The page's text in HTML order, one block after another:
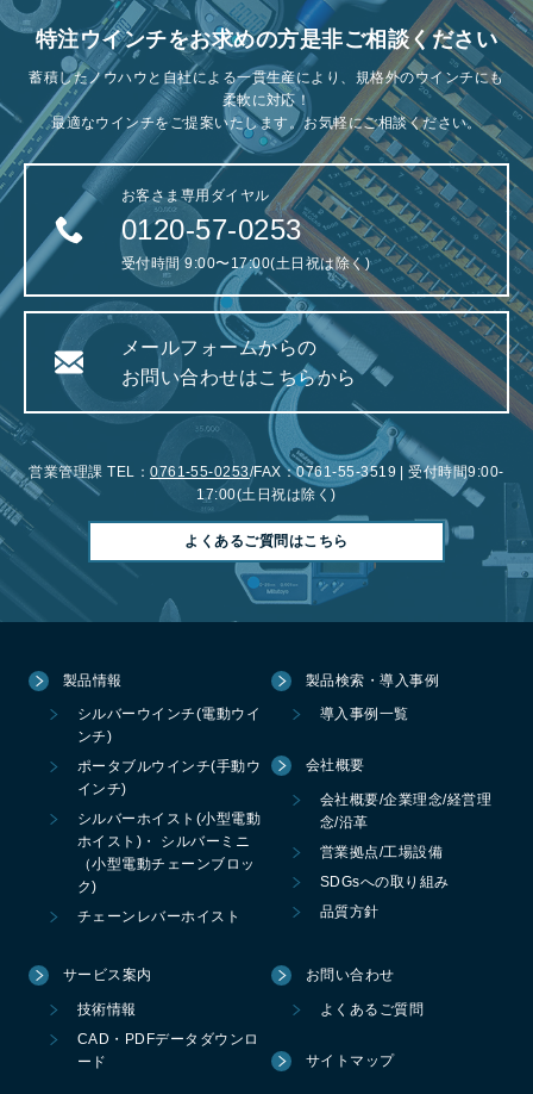
特注ウインチをお求めの方是非ご相談ください
蓄積したノウハウと自社による一貫生産により、規格外のウインチにも
柔軟に対応！
最適なウインチをご提案いたします。お気軽にご相談ください。
お客さま専用ダイヤル
0120-57-0253
受付時間 9:00〜17:00(土日祝は除く)
メールフォームからの
お問い合わせはこちらから
営業管理課 TEL：0761-55-0253/FAX：0761-55-3519 | 受付時間9:00-
17:00(土日祝は除く)
よくあるご質問はこちら
製品情報
シルバーウインチ(電動ウイ
ンチ)
ポータブルウインチ(手動ウ
インチ)
シルバーホイスト(小型電動
ホイスト)・ シルバーミニ
（小型電動チェーンブロッ
ク)
チェーンレバーホイスト
製品検索・導入事例
導入事例一覧
会社概要
会社概要/企業理念/経営理
念/沿革
営業拠点/工場設備
SDGsへの取り組み
品質方針
サービス案内
技術情報
CAD・PDFデータダウンロ
ード
お問い合わせ
よくあるご質問
サイトマップ